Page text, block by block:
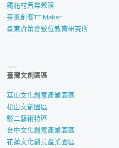
鐵花村音樂聚落
臺東創客TT Maker
臺東資策會數位教育研究所
臺灣文創園區
華山文化創意產業園區
松山文創園區
駁二藝術特區
台中文化創意產業園區
花蓮文化創意產業園區